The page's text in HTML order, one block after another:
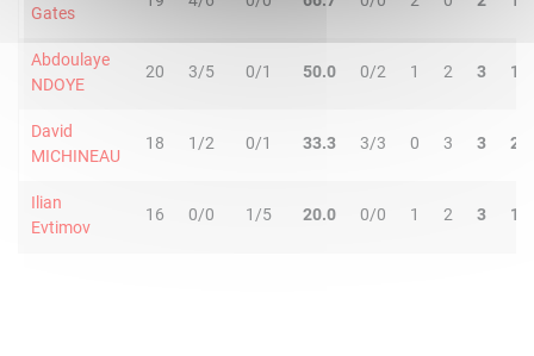
Gates
Abdoulaye
NDOYE
20 3/5 0/1 50.0 0/2 1 2 3 1
David
MICHINEAU
18 1/2 0/1 33.3 3/3 0 3 3 2
Ilian
Evtimov
16 0/0 1/5 20.0 0/0 1 2 3 1